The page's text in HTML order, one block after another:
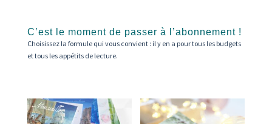
C’est le moment de passer à l’abonnement !
Choisissez la formule qui vous convient : il y en a pour tous les budgets
et tous les appétits de lecture.